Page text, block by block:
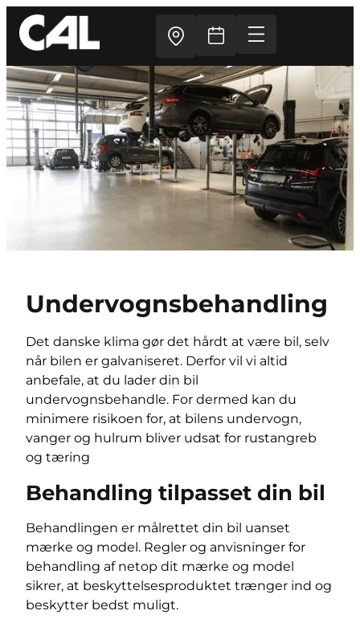
Undervognsbehandling
Det danske klima gør det hårdt at være bil, selv
når bilen er galvaniseret. Derfor vil vi altid
anbefale, at du lader din bil
undervognsbehandle. For dermed kan du
minimere risikoen for, at bilens undervogn,
vanger og hulrum bliver udsat for rustangreb
og tæring
Behandling tilpasset din bil
Behandlingen er målrettet din bil uanset
mærke og model. Regler og anvisninger for
behandling af netop dit mærke og model
sikrer, at beskyttelsesproduktet trænger ind og
beskytter bedst muligt.